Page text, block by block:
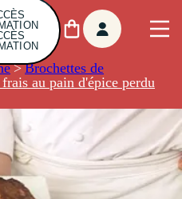
> Brochettes de
au pain d'épice perdu